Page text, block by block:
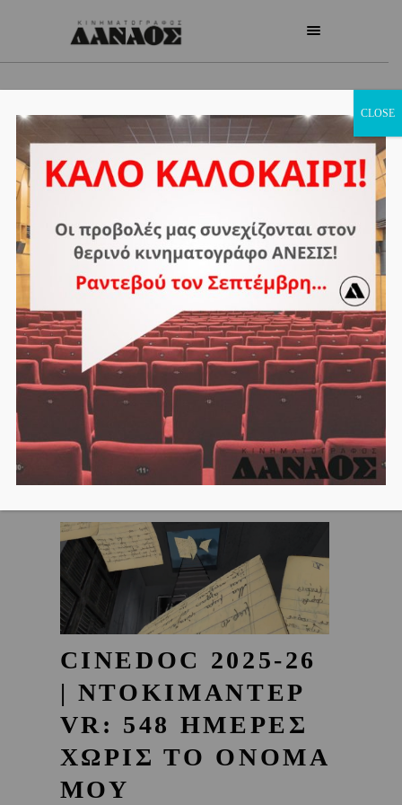
CINEDOC 2025-26
| ΝΤΟΚΙΜΑΝΤΕΡ
VR: 548 ΗΜΕΡΕΣ
ΧΩΡΙΣ ΤΟ ΟΝΟΜΑ
ΜΟΥ
CLOSE